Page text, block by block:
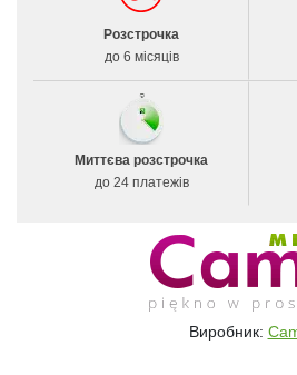
Розстрочка
до 6 місяців
Миттєва розстрочка
до 24 платежів
Виробник: